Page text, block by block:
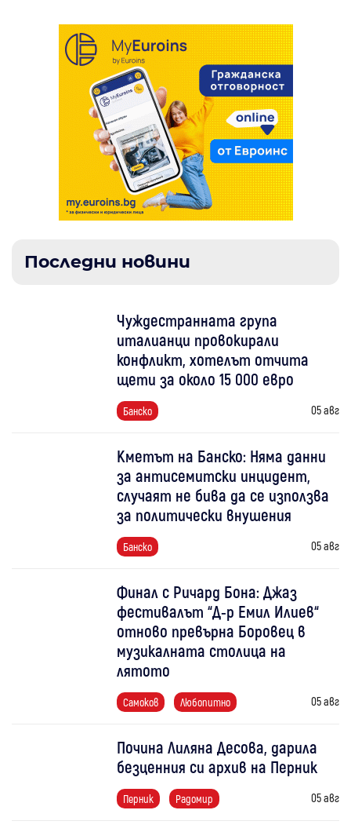
Последни новини
Чуждестранната група
италианци провокирали
конфликт, хотелът отчита
щети за около 15 000 евро
Банско 05 авг
Кметът на Банско: Няма данни
за антисемитски инцидент,
случаят не бива да се използва
за политически внушения
Банско 05 авг
Финал с Ричард Бона: Джаз
фестивалът “Д-р Емил Илиев“
отново превърна Боровец в
музикалната столица на
лятото
Самоков Любопитно 05 авг
Почина Лиляна Десова, дарила
безценния си архив на Перник
Перник Радомир 05 авг